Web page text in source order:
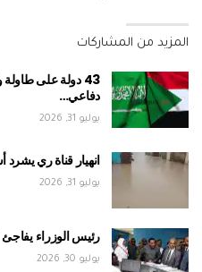
المزيد من المشاركات
43 دولة على
دفاعي…
يوليو 31, 2026
انهيار قناة ري
يوليو 31, 2026
رئيس الوزراء
يوليو 30, 2026